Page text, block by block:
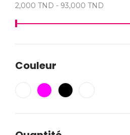
2,000 TND - 93,000 TND
Couleur